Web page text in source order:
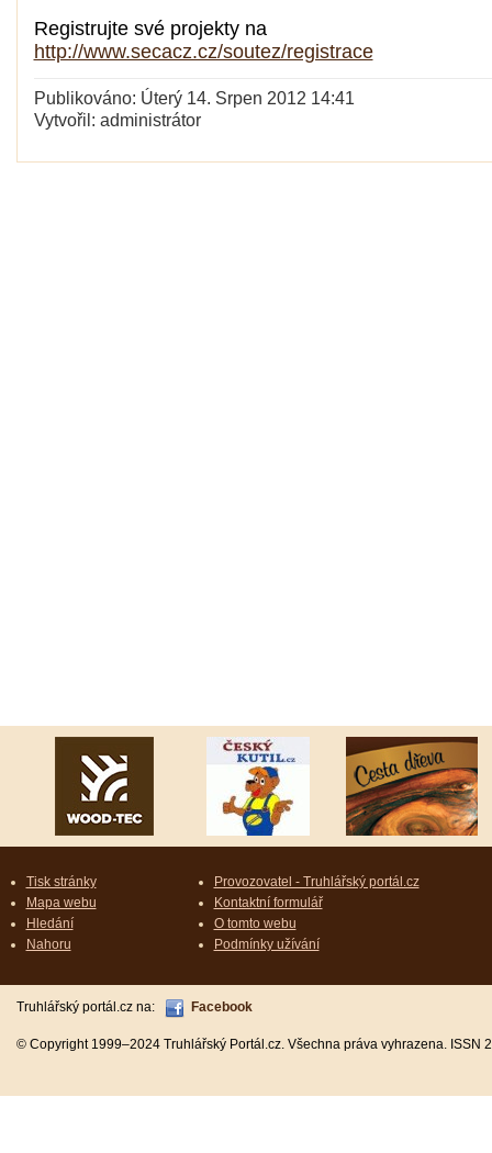
Registrujte své projekty na
http://www.secacz.cz/soutez/registrace
Publikováno: Úterý 14. Srpen 2012 14:41
Vytvořil: administrátor
Tisk stránky
Mapa webu
Hledání
Nahoru
Provozovatel - Truhlářský portál.cz
Kontaktní formulář
O tomto webu
Podmínky užívání
Truhlářský portál.cz na: Facebook
© Copyright 1999–2024 Truhlářský Portál.cz. Všechna práva vyhrazena.